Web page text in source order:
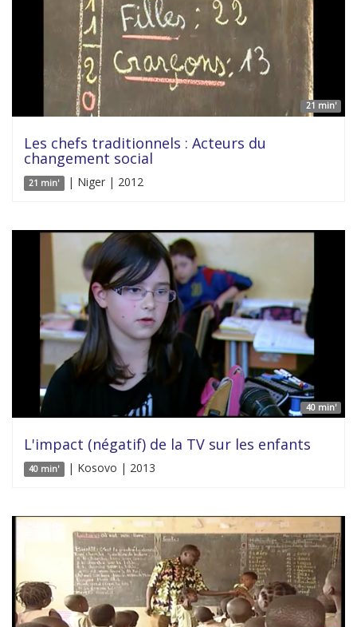
21 min'
Les chefs traditionnels : Acteurs du
changement social
21 min' | Niger | 2012
40 min'
L'impact (négatif) de la TV sur les enfants
40 min' | Kosovo | 2013